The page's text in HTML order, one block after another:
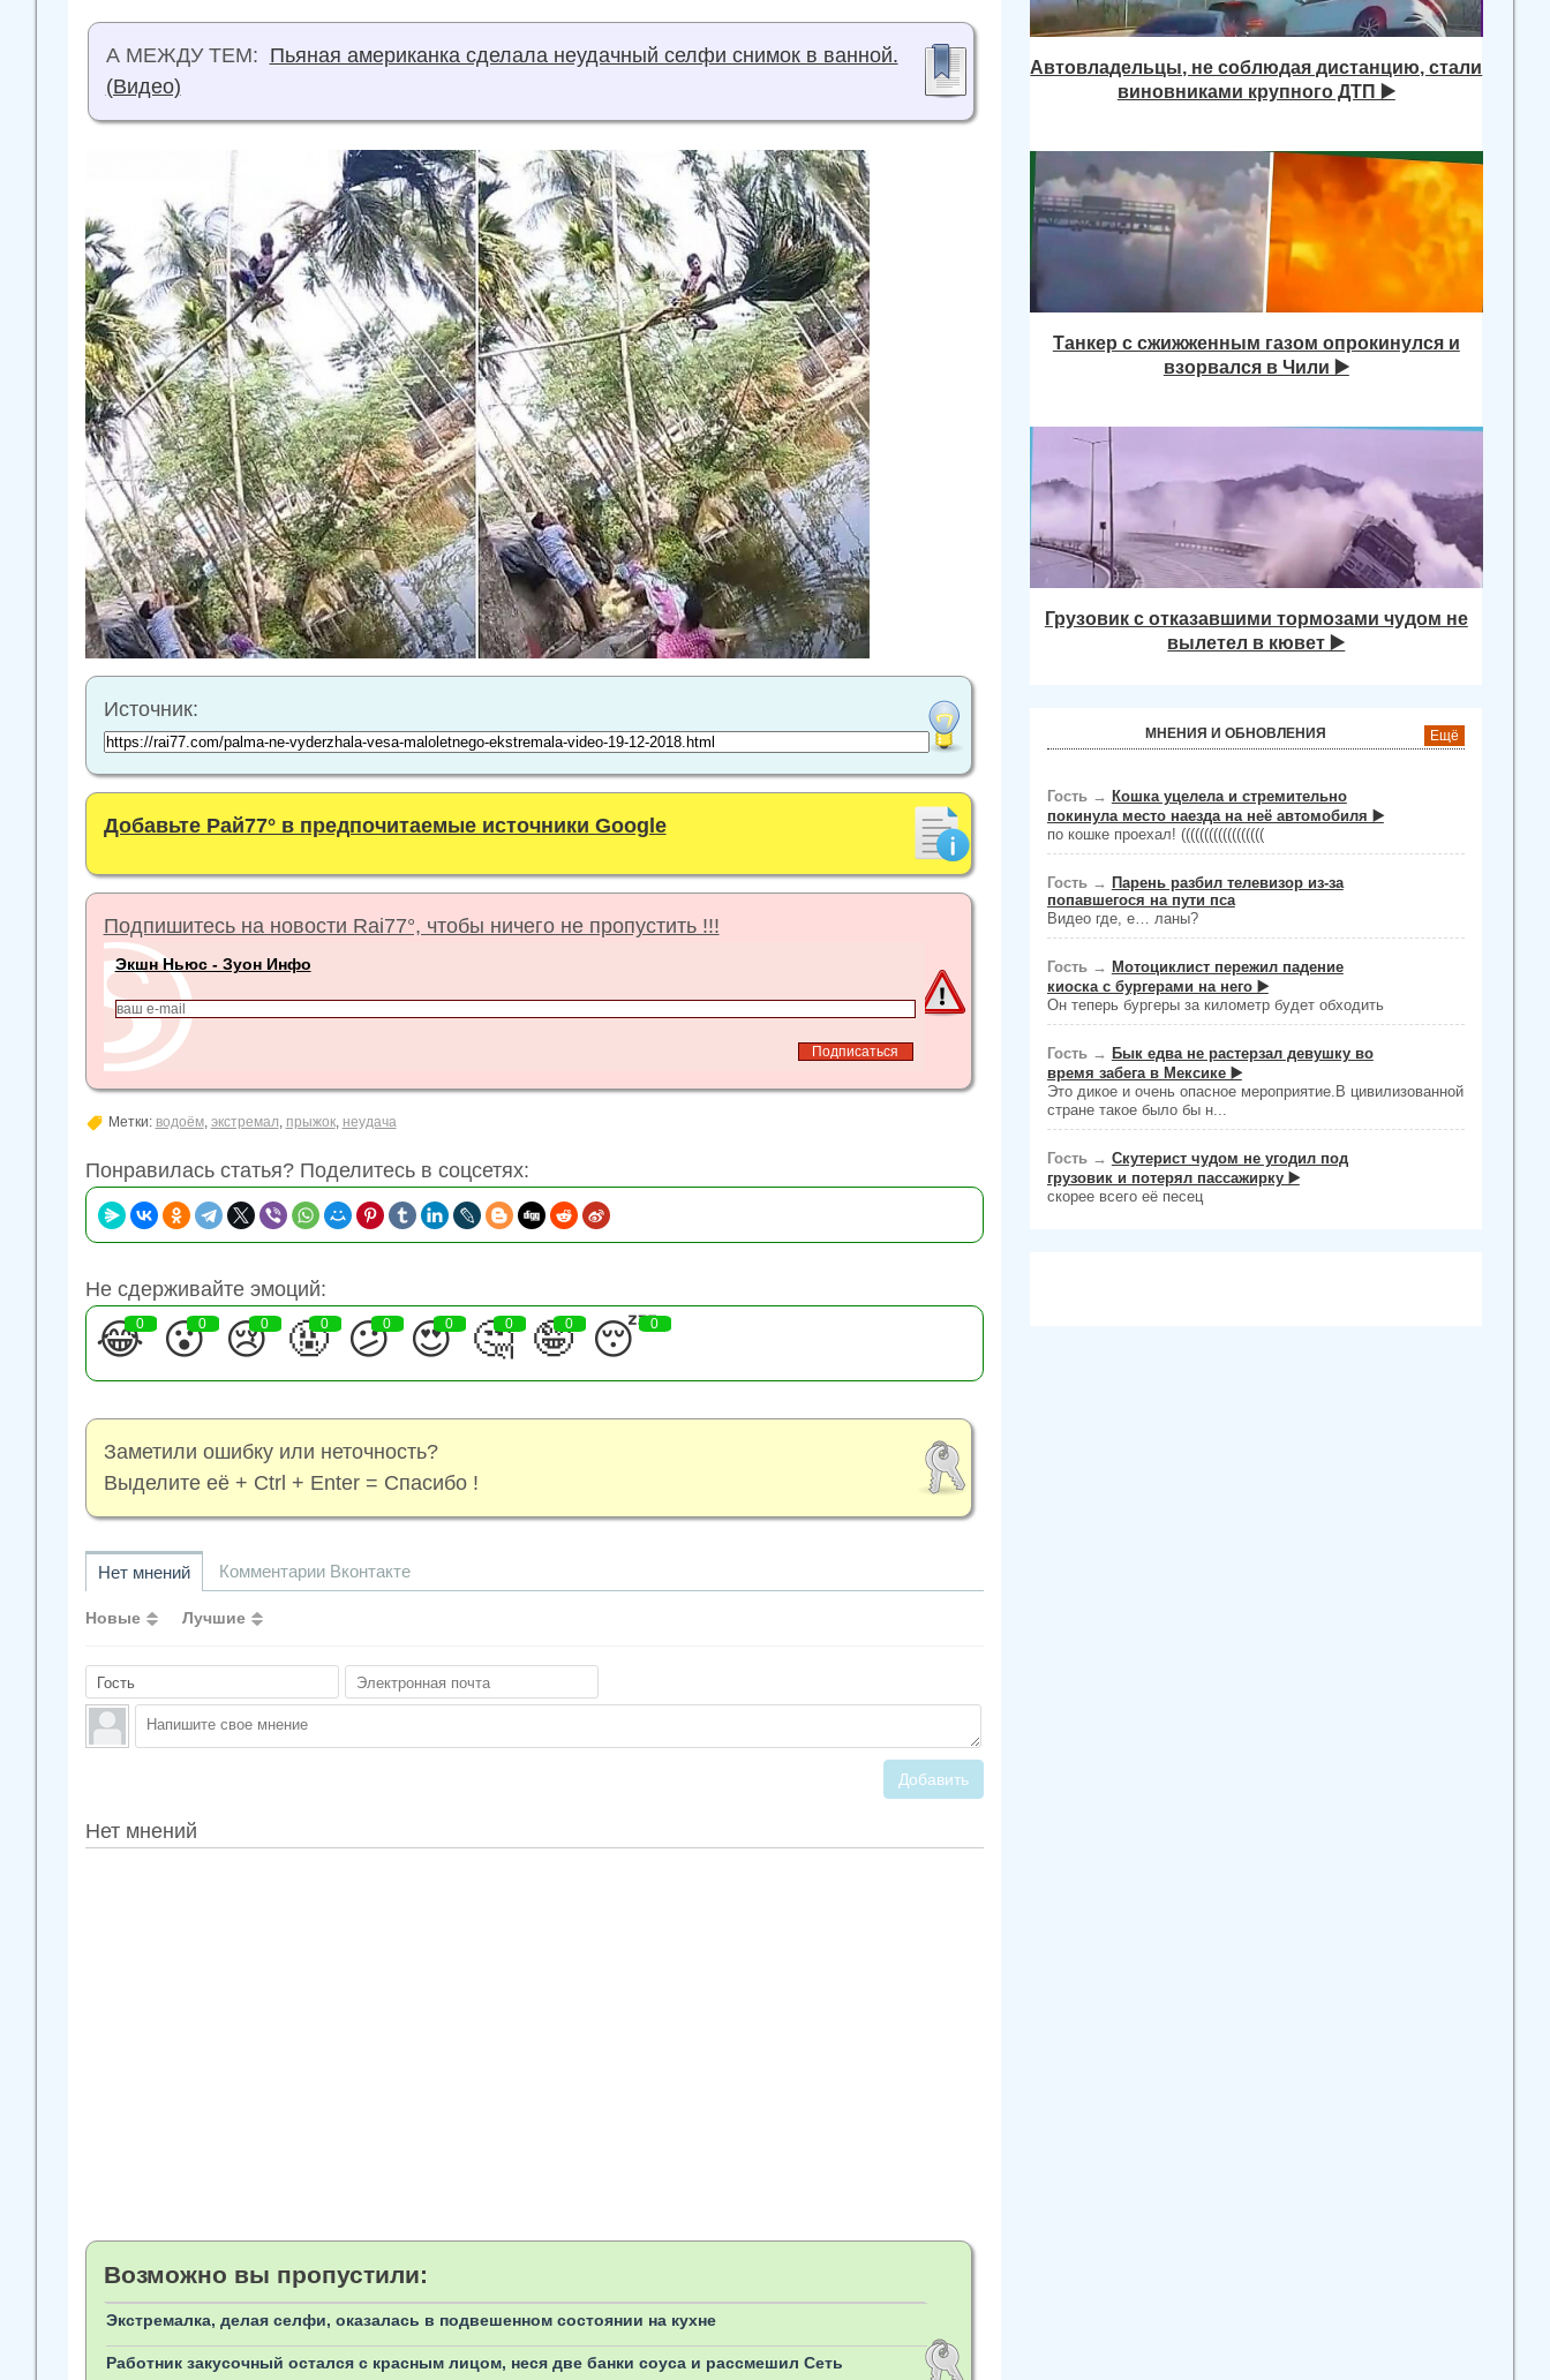
А МЕЖДУ ТЕМ: Пьяная американка сделала неудачный селфи снимок в ванной.
(Видео)
Источник:
Добавьте Рай77° в предпочитаемые источники Google
Подпишитесь на новости Rai77°, чтобы ничего не пропустить !!!
Экшн Ньюс - Зуон Инфо
Метки: водоём, экстремал, прыжок, неудача
Понравилась статья? Поделитесь в соцсетях:
Не сдерживайте эмоций:
😂
0 😮
0 😢
0 🤬
0 😕
0 😍
0 🤔
0 🤪
0 😴
0
Заметили ошибку или неточность?
Выделите её + Ctrl + Enter = Спасибо !
Нет мнений Комментарии Вконтакте
Новые Лучшие
Добавить
Нет мнений
Возможно вы пропустили:
Экстремалка, делая селфи, оказалась в подвешенном состоянии на кухне
Работник закусочный остался с красным лицом, неся две банки соуса и рассмешил Сеть
Автовладельцы, не соблюдая дистанцию, стали
виновниками крупного ДТП ▶️
Танкер с сжижженным газом опрокинулся и
взорвался в Чили ▶️
Грузовик с отказавшими тормозами чудом не
вылетел в кювет ▶️
МНЕНИЯ И ОБНОВЛЕНИЯ Ещё
Гость → Кошка уцелела и стремительно
покинула место наезда на неё автомобиля ▶️
по кошке проехал! ((((((((((((((((((
Гость → Парень разбил телевизор из-за
попавшегося на пути пса
Видео где, е… ланы?
Гость → Мотоциклист пережил падение
киоска с бургерами на него ▶️
Он теперь бургеры за километр будет обходить
Гость → Бык едва не растерзал девушку во
время забега в Мексике ▶️
Это дикое и очень опасное мероприятие.В цивилизованной
стране такое было бы н...
Гость → Скутерист чудом не угодил под
грузовик и потерял пассажирку ▶️
скорее всего её песец